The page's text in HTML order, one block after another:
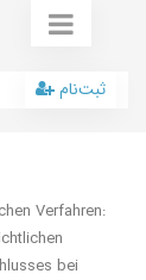
ثبت‌نام
Verfahren:
bei